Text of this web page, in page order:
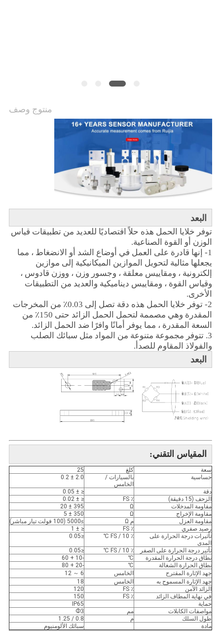
منتوج وصف
البعد
توفر خلايا الحمل هذه حلاً اقتصاديًا للعديد من تطبيقات قياس
الوزن أو القوة الصناعية.
1- إنها قادرة على العمل في أوضاع الشد أو الانضغاط ، مما
يجعلها مثالية لتحويل الموازين الميكانيكية إلى موازين
إلكترونية ، ومقاييس معلقة ، وجسور وزن ، ووزن قادوس ،
وقياس القوة ، ومقاييس ديناميكية والعديد من التطبيقات
الأخرى.
2- توفر خلايا الحمل هذه دقة تصل إلى 0.03٪ من المخرجات
المقدرة وهي مصممة لتحمل الحمل الزائد حتى 150٪ من
السعة المقدرة ، مما يوفر أمانًا وافرًا ضد الحمل الزائد.
3. تتوفر مجموعة متنوعة من المواد مثل سبائك الصلب
والفولاذ المقاوم للصدأ.
البعد
المقياس التقني:
سعة كلغ
25
حساسية
بالسيارات /
الخامس
2.0 ± 0.2
دقة
≤ ± 0.05
الزحف (15 دقيقة)
٪ FS
≤ ± 0.02
مقاومة المدخلات
Ω
395 ± 20
مقاومة الإخراج
Ω
350 ± 5
مقاومة العزل
م Ω
≥5000 (100 فولت تيار مباشر)
رصيد صفري
٪ FS
≤ ± 1
تأثيرات درجة الحرارة على
المدى
٪ FS / 10 ℃ ≤0.05
تأثير درجة الحرارة على الصفر ٪ FS / 10 ℃
≤0.05
نطاق درجة الحرارة المقدرة
℃
-10 + 60
نطاق الحرارة الشغالة
℃
-20 + 80
جهد الإثارة المقترح
الخامس
6 ～ 12
جهد الإثارة المسموح به
الخامس
18
الزائد الآمن
٪ FS
120
في نهاية المطاف الزائد
٪ FS
150
حماية
IP65
مواصفات الكابلات
مم
Ф3
طول السلك
م
0.8 / 1.25
مادة
سبائك الألومنيوم